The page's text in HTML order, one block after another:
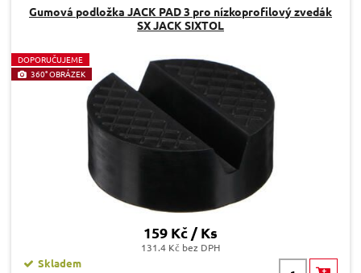
Gumová podložka JACK PAD 3 pro nízkoprofilový zvedák
SX JACK SIXTOL
DOPORUČUJEME
360° OBRÁZEK
159 Kč / Ks
131.4 Kč bez DPH
Skladem